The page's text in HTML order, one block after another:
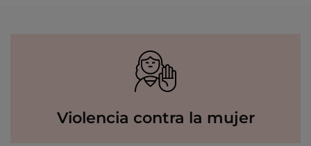
Violencia contra la mujer